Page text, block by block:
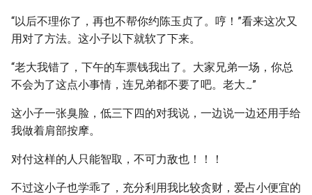
“以后不理你了，再也不帮你约陈玉贞了。哼！”看来这次又
用对了方法。这小子以下就软了下来。
“老大我错了，下午的车票钱我出了。大家兄弟一场，你总
不会为了这点小事情，连兄弟都不要了吧。老大 ~”
这小子一张臭脸，低三下四的对我说，一边说一边还用手给
我做着肩部按摩。
对付这样的人只能智取，不可力敌也！！！
不过这小子也学乖了，充分利用我比较贪财，爱占小便宜的